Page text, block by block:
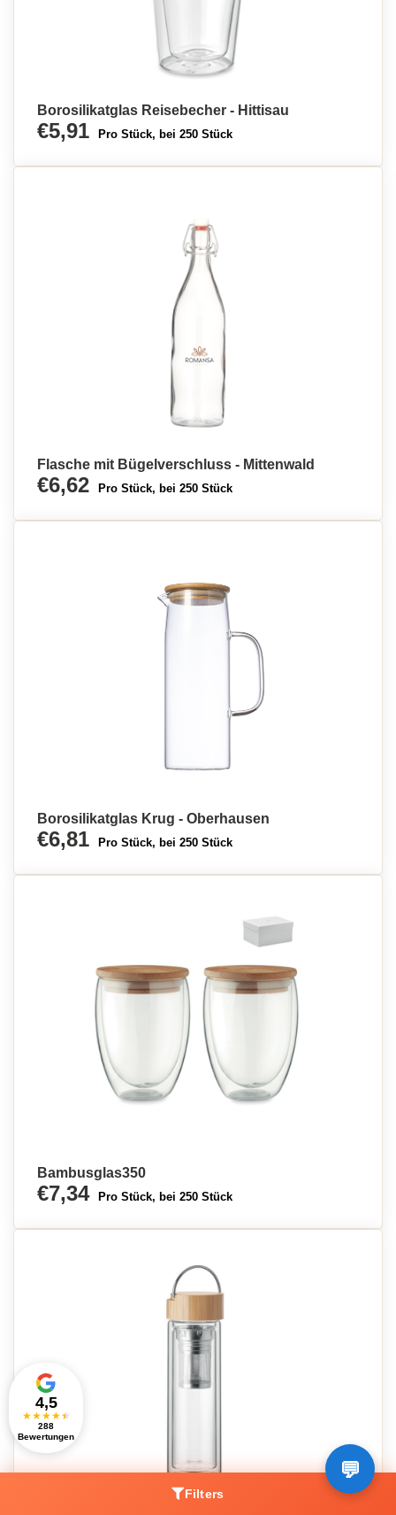
Borosilikatglas Reisebecher - Hittisau
€5,91 Pro Stück, bei 250 Stück
Flasche mit Bügelverschluss - Mittenwald
€6,62 Pro Stück, bei 250 Stück
Borosilikatglas Krug - Oberhausen
€6,81 Pro Stück, bei 250 Stück
Bambusglas350
€7,34 Pro Stück, bei 250 Stück
Filters
4,5
★★★★★
288
Bewertungen